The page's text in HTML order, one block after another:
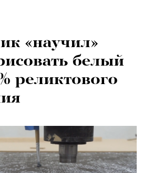
«научил»
белый
реликтового